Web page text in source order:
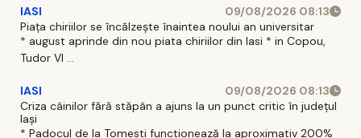
IASI
09/08/2026 08:13
Piața chiriilor se încălzește înaintea noului an universitar
* august aprinde din nou piata chiriilor din Iasi * in Copou,
Tudor Vl ...
IASI
09/08/2026 08:13
Criza câinilor fără stăpân a ajuns la un punct critic în județul
Iași
* Padocul de la Tomesti functionează la aproximativ 200%